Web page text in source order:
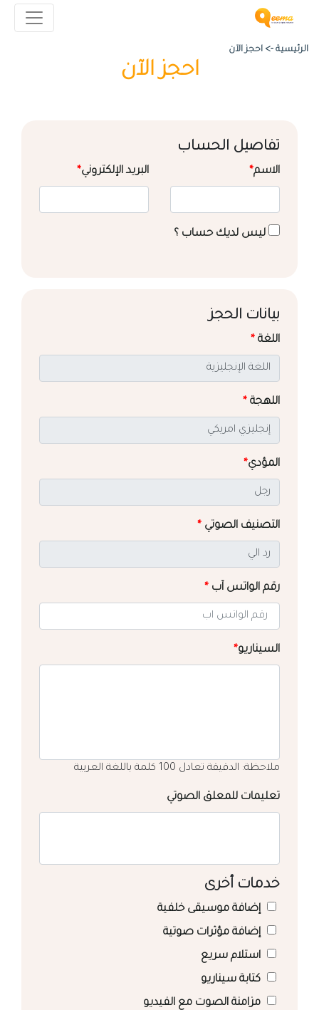
الرئيسية -> احجز الآن
احجز الآن
تفاصيل الحساب
الاسم* البريد الإلكتروني*
ليس لديك حساب ؟
بيانات الحجز
اللغة *
اللهجة *
المؤدي*
التصنيف الصوتي *
رقم الواتس آب *
السيناريو*
ملاحظة: الدقيقة تعادل 100 كلمة باللغة العربية
تعليمات للمعلق الصوتي
خدمات أخرى
إضافة موسيقى خلفية
إضافة مؤثرات صوتية
استلام سريع
كتابة سيناريو
مزامنة الصوت مع الفيديو